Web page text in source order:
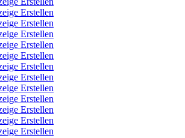
Erstellen
Erstellen
Erstellen
Erstellen
Erstellen
Erstellen
Erstellen
Erstellen
Erstellen
Erstellen
Erstellen
Erstellen